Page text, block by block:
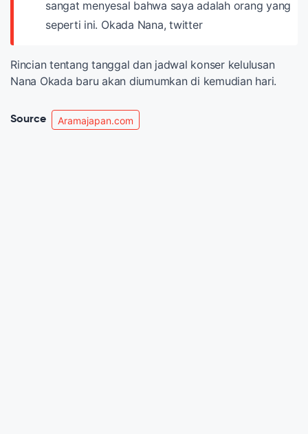
sangat menyesal bahwa saya adalah orang yang
seperti ini. Okada Nana, twitter
Rincian tentang tanggal dan jadwal konser kelulusan
Nana Okada baru akan diumumkan di kemudian hari.
Source Aramajapan.com